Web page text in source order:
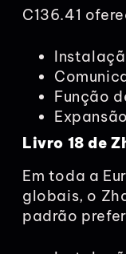
C136.41
Função
Livro 18 de
Em toda a
globais, o
padrão